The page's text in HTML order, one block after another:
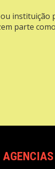
instituição
parte